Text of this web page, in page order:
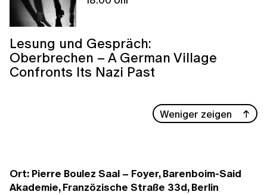
Lesung und Gespräch:
Oberbrechen – A German Village
Confronts Its Nazi Past
Weniger zeigen
Ort: Pierre Boulez Saal – Foyer, Barenboim-Said
Akademie, Franzözische Straße 33d, Berlin